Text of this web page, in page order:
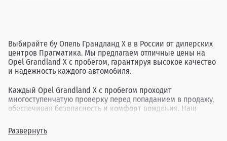
Выбирайте бу Опель Грандланд Х в в России от дилерских
центров Прагматика. Мы предлагаем отличные цены на
Opel Grandland X с пробегом, гарантируя высокое качество
и надежность каждого автомобиля.
Каждый Opel Grandland X с пробегом проходит
многоступенчатую проверку перед попаданием в продажу,
обеспечивая безопасность и комфорт вождения. Наш
года выпуска, позволяя найти идеальный вариант для
каждого клиента.
Развернуть